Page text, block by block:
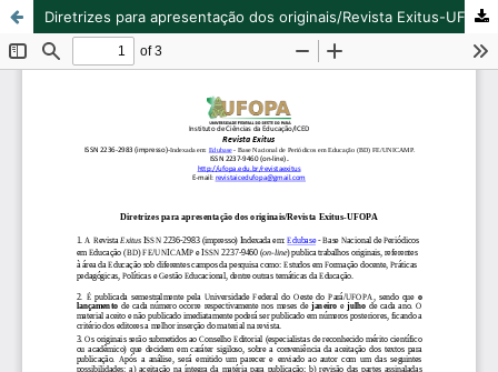
Diretrizes para apresentação dos originais/Revista Exitus-UFOPA